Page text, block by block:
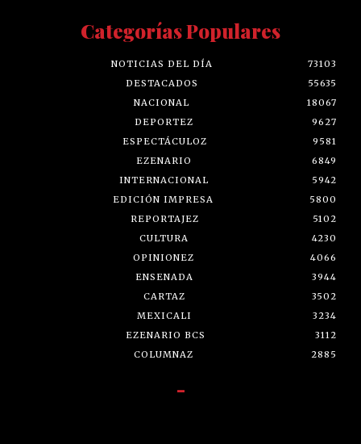
Categorías Populares
NOTICIAS DEL DÍA
73103
DESTACADOS
55635
NACIONAL
18067
DEPORTEZ
9627
ESPECTÁCULOZ
9581
EZENARIO
6849
INTERNACIONAL
5942
EDICIÓN IMPRESA
5800
REPORTAJEZ
5102
CULTURA
4230
OPINIONEZ
4066
ENSENADA
3944
CARTAZ
3502
MEXICALI
3234
EZENARIO BCS
3112
COLUMNAZ
2885
-